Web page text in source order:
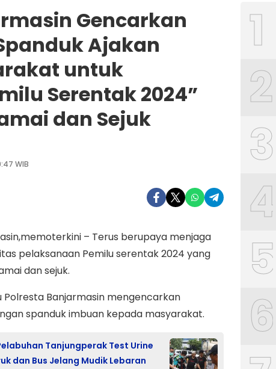
Gencarkan
Ajakan
untuk
Serentak 2024”
dan Sejuk
WIB
– Terus berupaya menjaga
pelaksanaan Pemilu serentak 2024 yang
dan sejuk.
Polresta Banjarmasin mengencarkan
spanduk imbuan kepada masyarakat.
Tanjungperak Test Urine
dan Bus Jelang Mudik Lebaran
1
2
3
4
5
6